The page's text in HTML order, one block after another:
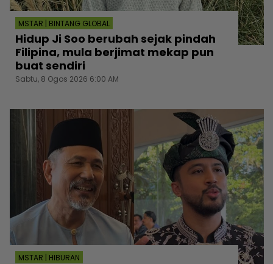
MSTAR | BINTANG GLOBAL
Hidup Ji Soo berubah sejak pindah
Filipina, mula berjimat mekap pun
buat sendiri
Sabtu, 8 Ogos 2026 6:00 AM
MSTAR | HIBURAN